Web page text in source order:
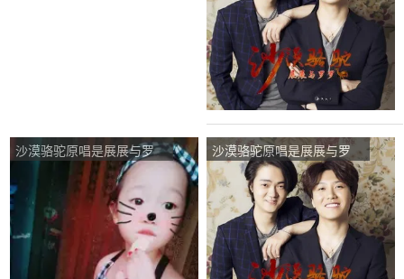
沙漠骆驼原唱是展展与罗
罗，由晶寳妈咪翻唱(播
放:10)
沙漠骆驼原唱是展展与罗
罗，由带刺的玫瑰翻唱(播
放:215)